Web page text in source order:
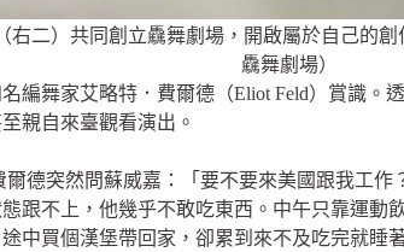
右二）共同創立驫舞劇場，開啟屬於自己的
驫舞劇場）
編舞家艾略特．費爾德（Eliot Feld）賞識。
親自來臺觀看演出。
爾德突然問蘇威嘉：「要不要來美國跟我工
跟不上，他幾乎不敢吃東西。中午只靠運動
中買個漢堡帶回家，卻累到來不及吃完就睡